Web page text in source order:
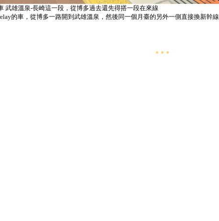
武雄溫泉-長崎這一段，從博多過去還先得搭一段在來線
的車，從博多一路開到武雄溫泉，然後同一個月臺的另外一側直接換新幹線
• • •